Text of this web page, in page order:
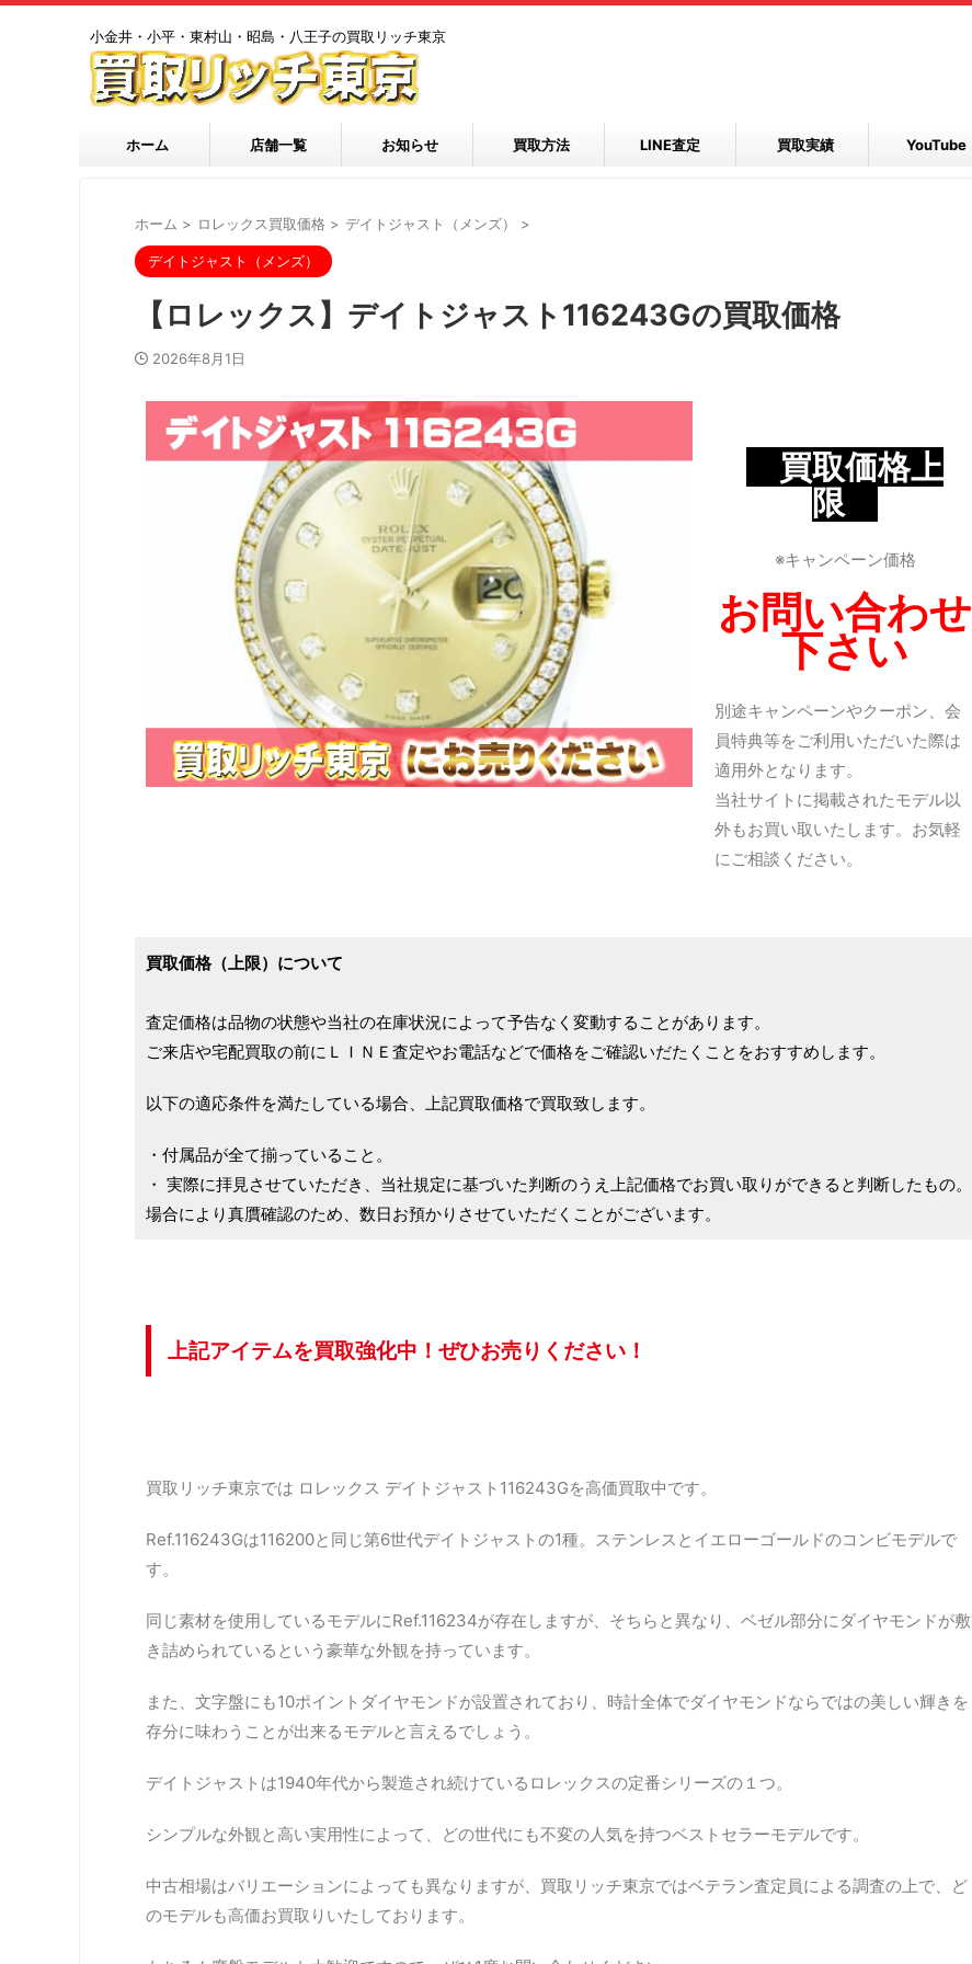
小金井・小平・東村山・昭島・八王子の買取リッチ東京
ホーム 店舗一覧 お知らせ 買取方法 LINE査定 買取実績 YouTube
ホーム > ロレックス買取価格 > デイトジャスト（メンズ） >
デイトジャスト（メンズ）
【ロレックス】デイトジャスト116243Gの買取価格
2026年8月1日
買取価格上
限
※キャンペーン価格
お問い合わせ
下さい
別途キャンペーンやクーポン、会
員特典等をご利用いただいた際は
適用外となります。
当社サイトに掲載されたモデル以
外もお買い取いたします。お気軽
にご相談ください。
買取価格（上限）について
査定価格は品物の状態や当社の在庫状況によって予告なく変動することがあります。
ご来店や宅配買取の前にＬＩＮＥ査定やお電話などで価格をご確認いだたくことをおすすめします。
以下の適応条件を満たしている場合、上記買取価格で買取致します。
・付属品が全て揃っていること。
・ 実際に拝見させていただき、当社規定に基づいた判断のうえ上記価格でお買い取りができると判断したもの。
場合により真贋確認のため、数日お預かりさせていただくことがございます。
上記アイテムを買取強化中！ぜひお売りください！
買取リッチ東京では ロレックス デイトジャスト116243Gを高価買取中です。
Ref.116243Gは116200と同じ第6世代デイトジャストの1種。ステンレスとイエローゴールドのコンビモデルで
す。
同じ素材を使用しているモデルにRef.116234が存在しますが、そちらと異なり、ベゼル部分にダイヤモンドが敷
き詰められているという豪華な外観を持っています。
また、文字盤にも10ポイントダイヤモンドが設置されており、時計全体でダイヤモンドならではの美しい輝きを
存分に味わうことが出来るモデルと言えるでしょう。
デイトジャストは1940年代から製造され続けているロレックスの定番シリーズの１つ。
シンプルな外観と高い実用性によって、どの世代にも不変の人気を持つベストセラーモデルです。
中古相場はバリエーションによっても異なりますが、買取リッチ東京ではベテラン査定員による調査の上で、ど
のモデルも高価お買取りいたしております。